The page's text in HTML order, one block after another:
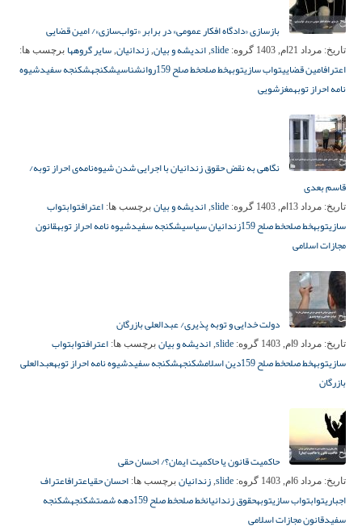
بازسازی «دادگاه افکار عمومی» در برابر «تواب‌سازی»/ امین قضایی
تاریخ: مرداد 21ام, 1403 گروه: slide
, اندیشه و بیان, زندانیان, سایر گروهها برچسب ها:
اعترافامین قضاییتواب سازیتوبهخط صلحخط صلح 159 روانشناسیشکنجهشکنجه سفیدشیوه
نامه احراز توبهمغزشویی
نگاهی به نقض حقوق زندانیان با اجرایی شدن شیوه‌نامه‌ی احراز توبه/
قاسم بعدی
تاریخ: مرداد 13ام, 1403 گروه: slide
, اندیشه و بیان برچسب ها: اعترافتوابتواب
سازیتوبهخط صلحخط صلح 159 زندانیان سیاسیشکنجه سفیدشیوه نامه احراز توبهقانون
مجازات اسلامی
دولت خدایی و توبه پذیری/ عبدالعلی بازرگان
تاریخ: مرداد 9ام, 1403 گروه: slide
, اندیشه و بیان برچسب ها: اعترافتوابتواب
سازیتوبهخط صلحخط صلح 159 دین اسلامشکنجهشکنجه سفیدشیوه نامه احراز توبهعبدالعلی
بازرگان
حاکمیت قانون یا حاکمیت ایمان؟/ احسان حقی
تاریخ: مرداد 6ام, 1403 گروه: slide
, زندانیان برچسب ها: احسان حقیاعترافاعتراف
اجباریتوابتواب سازیتوبهحقوق زندانیانخط صلحخط صلح 159 دهه شصتشکنجهشکنجه
سفیدقانون مجازات اسلامی